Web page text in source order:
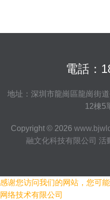
電話：
地址：深圳市龍崗區龍崗街
12棟5
Copyright © 2026
融文化科技有限公司 活
感谢您访问我们的网站，您可
网络技术有限公司